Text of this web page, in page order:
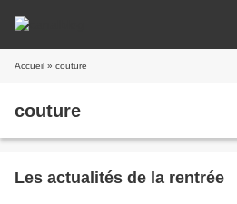
Accueil » couture
couture
Les actualités de la rentrée